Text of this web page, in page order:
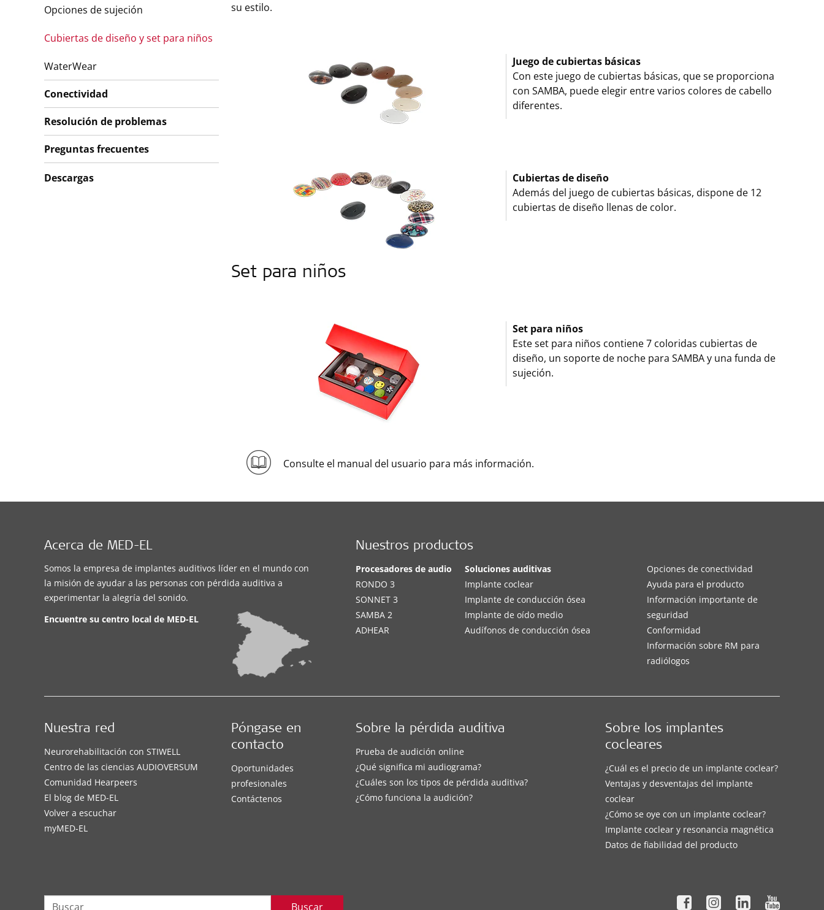
su estilo.
Juego de cubiertas básicas
Con este juego de cubiertas básicas, que se proporciona
con SAMBA, puede elegir entre varios colores de cabello
diferentes.
Cubiertas de diseño
Además del juego de cubiertas básicas, dispone de 12
cubiertas de diseño llenas de color.
Set para niños
Set para niños
Este set para niños contiene 7 coloridas cubiertas de
diseño, un soporte de noche para SAMBA y una funda de
sujeción.
Consulte el manual del usuario para más información.
Opciones de sujeción
Cubiertas de diseño y set para niños
WaterWear
Conectividad
Resolución de problemas
Preguntas frecuentes
Descargas
Acerca de MED-EL
Somos la empresa de implantes auditivos líder en el mundo con
la misión de ayudar a las personas con pérdida auditiva a
experimentar la alegría del sonido.
Encuentre su centro local de MED-EL
Nuestros productos
Procesadores de audio
RONDO 3
SONNET 3
SAMBA 2
ADHEAR
Soluciones auditivas
Implante coclear
Implante de conducción ósea
Implante de oído medio
Audífonos de conducción ósea
Opciones de conectividad
Ayuda para el producto
Información importante de
seguridad
Conformidad
Información sobre RM para
radiólogos
Sobre la pérdida auditiva
Prueba de audición online
¿Qué significa mi audiograma?
¿Cuáles son los tipos de pérdida auditiva?
¿Cómo funciona la audición?
Sobre los implantes
cocleares
¿Cuál es el precio de un implante coclear?
Ventajas y desventajas del implante
coclear
¿Cómo se oye con un implante coclear?
Implante coclear y resonancia magnética
Datos de fiabilidad del producto
Nuestra red
Neurorehabilitación con STIWELL
Centro de las ciencias AUDIOVERSUM
Comunidad Hearpeers
El blog de MED-EL
Volver a escuchar
myMED‑EL
Póngase en
contacto
Oportunidades
profesionales
Contáctenos
Buscar